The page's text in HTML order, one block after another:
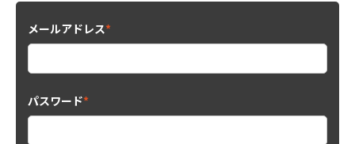
メールアドレス*
パスワード*